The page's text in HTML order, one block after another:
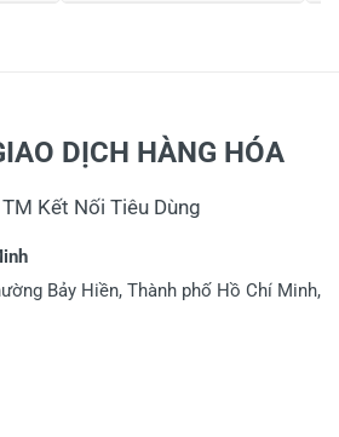
DỊCH HÀNG HÓA
Kết Nối Tiêu Dùng
Bảy Hiền, Thành phố Hồ Chí Minh,